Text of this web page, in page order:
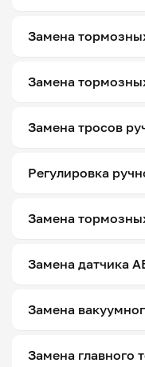
Замена
Замена
Замена тросов
Регулировка
Замена
Замена датчика
Замена
Замена главного